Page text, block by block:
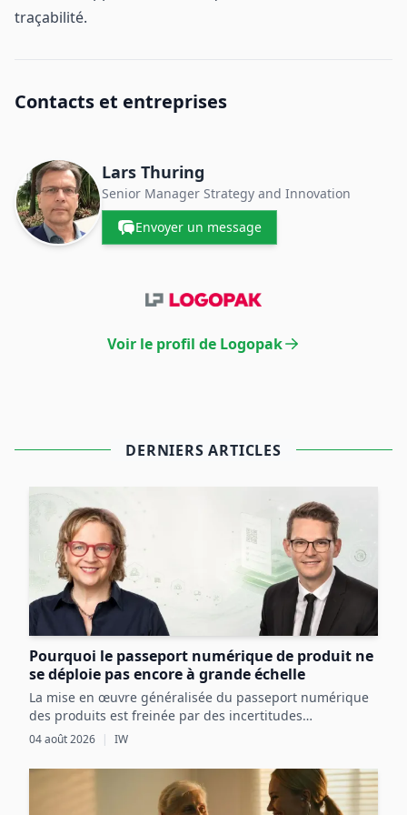
traçabilité.
Contacts et entreprises
Lars Thuring
Senior Manager Strategy and Innovation
Envoyer un message
Voir le profil de Logopak
DERNIERS ARTICLES
Pourquoi le passeport numérique de produit ne
se déploie pas encore à grande échelle
La mise en œuvre généralisée du passeport numérique
des produits est freinée par des incertitudes
réglementaires, des défis techniques et des coûts
l’économie circulaire.
04 août 2026 | IW